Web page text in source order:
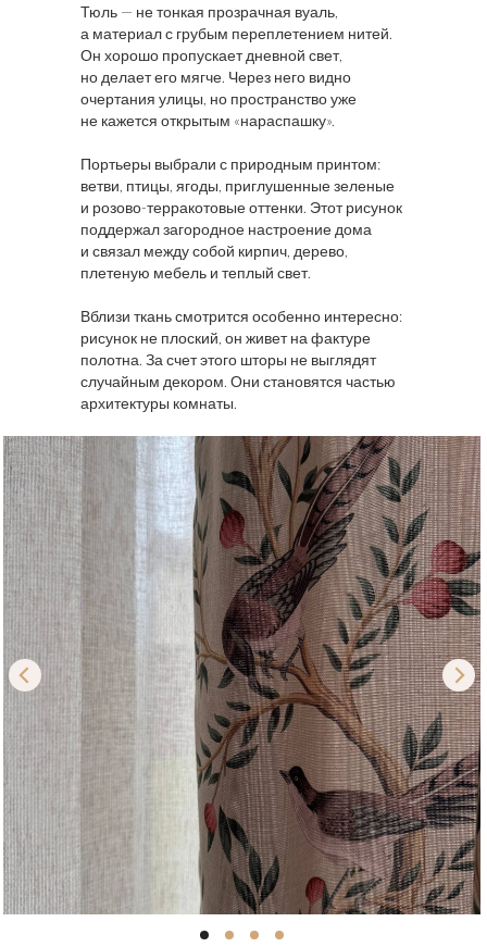
Тюль — не тонкая прозрачная вуаль,
а материал с грубым переплетением нитей.
Он хорошо пропускает дневной свет,
но делает его мягче. Через него видно
очертания улицы, но пространство уже
не кажется открытым «нараспашку».
Портьеры выбрали с природным принтом:
ветви, птицы, ягоды, приглушенные зеленые
и розово-терракотовые оттенки. Этот рисунок
поддержал загородное настроение дома
и связал между собой кирпич, дерево,
плетеную мебель и теплый свет.
Вблизи ткань смотрится особенно интересно:
рисунок не плоский, он живет на фактуре
полотна. За счет этого шторы не выглядят
случайным декором. Они становятся частью
архитектуры комнаты.